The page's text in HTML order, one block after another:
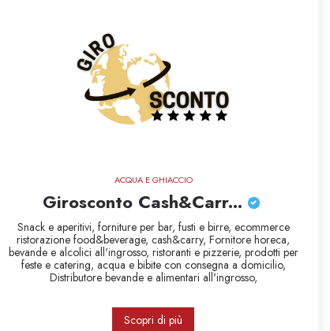
ACQUA E GHIACCIO
Girosconto Cash&Carr...
Snack e aperitivi, forniture per bar, fusti e birre, ecommerce
ristorazione food&beverage, cash&carry, Fornitore horeca,
bevande e alcolici all'ingrosso, ristoranti e pizzerie, prodotti per
feste e catering, acqua e bibite con consegna a domicilio,
Distributore bevande e alimentari all'ingrosso,
Scopri di più